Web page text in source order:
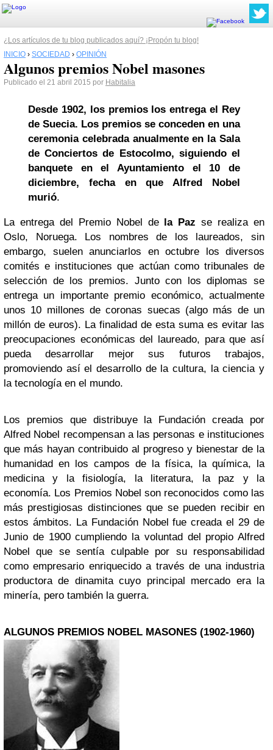
¿Los artículos de tu blog publicados aquí? ¡Propón tu blog!
INICIO › SOCIEDAD › OPINIÓN
Algunos premios Nobel masones
Publicado el 21 abril 2015 por Habitalia
Desde 1902, los premios los entrega el Rey
de Suecia. Los premios se conceden en una
ceremonia celebrada anualmente en la Sala
de Conciertos de Estocolmo, siguiendo el
banquete en el Ayuntamiento el 10 de
diciembre, fecha en queAlfred Nobel
murió.
La entrega del Premio Nobel de la Paz se realiza en
Oslo, Noruega. Los nombres de los laureados, sin
embargo, suelen anunciarlos en octubre los diversos
comités e instituciones que actúan como tribunales de
selección de los premios. Junto con los diplomas se
entrega un importante premio económico, actualmente
unos 10 millones de coronas suecas (algo más de un
millón de euros). La finalidad de esta suma es evitar las
preocupaciones económicas del laureado, para que así
pueda desarrollar mejor sus futuros trabajos,
promoviendo así el desarrollo de la cultura, la ciencia y
la tecnología en el mundo.
Los premios que distribuye la Fundación creada por
Alfred Nobel recompensan a las personas e instituciones
que más hayan contribuido al progreso y bienestar de la
humanidad en los campos de la física, la química, la
medicina y la fisiología, la literatura, la paz y la
economía. Los Premios Nobel son reconocidos como las
más prestigiosas distinciones que se pueden recibir en
estos ámbitos. La Fundación Nobel fue creada el 29 de
Junio de 1900 cumpliendo la voluntad del propio Alfred
Nobel que se sentía culpable por su responsabilidad
como empresario enriquecido a través de una industria
productora de dinamita cuyo principal mercado era la
minería, pero también la guerra.
ALGUNOS PREMIOS NOBEL MASONES (1902-1960)